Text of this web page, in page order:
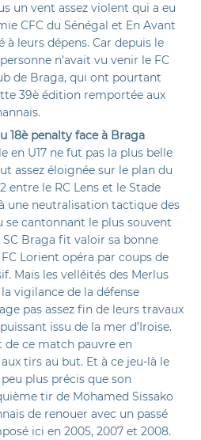
un vent assez violent qui a eu
CFC du Sénégal et En Avant
leurs dépens. Car depuis le
n’avait vu venir le FC
de Braga, qui ont pourtant
39è édition remportée aux
18è penalty face à Braga
en U17 ne fut pas la plus belle
assez éloignée sur le plan du
entre le RC Lens et le Stade
une neutralisation tactique des
se cantonnant le plus souvent
Braga fit valoir sa bonne
Lorient opéra par coups de
Mais les velléités des Merlus
vigilance de la défense
pas assez fin de leurs travaux
issu de la mer d’Iroise.
de ce match pauvre en
tirs au but. Et à ce jeu-là le
plus précis que son
tir de Mohamed Sissako
de renouer avec un passé
ici en 2005, 2007 et 2008.